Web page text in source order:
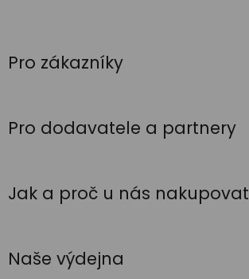
pPro zákazníky
Pro dodavatele a partnery
Jak a proč u nás nakupovat
Naše výdejna